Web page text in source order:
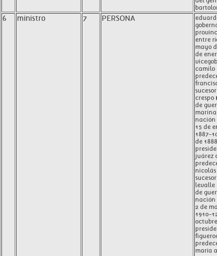
6 ministro 7 PERSONA
entre
mayo
de
crespo
de
15 de
1887-
de 1888
juárez
levalle
de
2 de
1910-
maría